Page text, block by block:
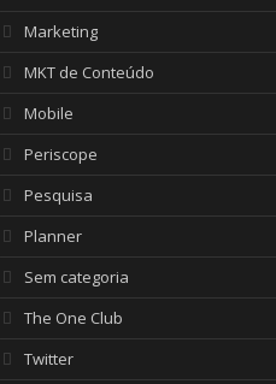
Marketing
MKT de Conteúdo
Mobile
Periscope
Pesquisa
Planner
Sem categoria
The One Club
Twitter